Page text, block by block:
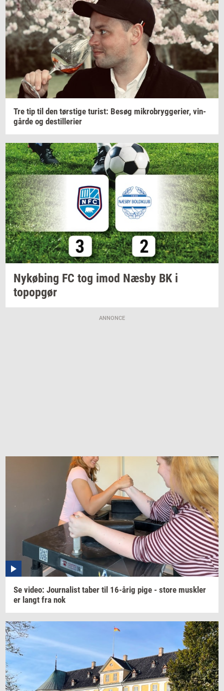
Tre tip til den tørsti­ge turist: Besøg mi­kro­bryg­ge­ri­er, vin­
går­de og destil­le­ri­er
Ny­kø­bing FC tog imod Næsby BK i
topop­gør
ANNONCE
Se video: Jour­na­list taber til 16-årig pige - store mus­k­ler
er langt fra nok